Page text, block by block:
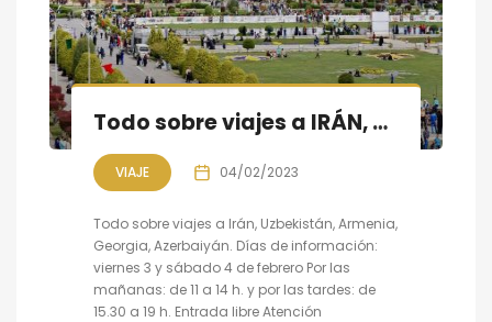
Todo sobre viajes a IRÁN, UZBEKISTÁN, ARMENIA, GEORGIA, AZERBAIYÁN
VIAJE 04/02/2023
Todo sobre viajes a Irán, Uzbekistán, Armenia,
Georgia, Azerbaiyán. Días de información:
viernes 3 y sábado 4 de febrero Por las
mañanas: de 11 a 14 h. y por las tardes: de
15.30 a 19 h. Entrada libre Atención